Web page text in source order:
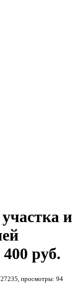
и
400 руб.
просмотры: 94